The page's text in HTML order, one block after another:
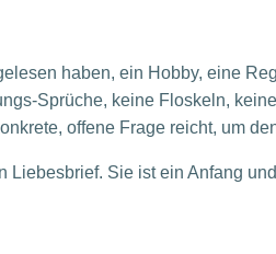
haben, ein Hobby, eine
Sprüche, keine Floskeln,
offene Frage reicht, um
Sie ist ein Anfang